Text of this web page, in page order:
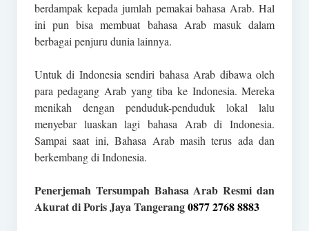
berdampak kepada jumlah pemakai bahasa Arab. Hal
ini pun bisa membuat bahasa Arab masuk dalam
berbagai penjuru dunia lainnya.
Untuk di Indonesia sendiri bahasa Arab dibawa oleh
para pedagang Arab yang tiba ke Indonesia. Mereka
menikah dengan penduduk-penduduk lokal lalu
menyebar luaskan lagi bahasa Arab di Indonesia.
Sampai saat ini, Bahasa Arab masih terus ada dan
berkembang di Indonesia.
Penerjemah Tersumpah Bahasa Arab Resmi dan
Akurat di Poris Jaya Tangerang0877 2768 8883